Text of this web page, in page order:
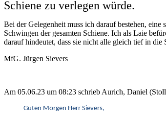
Schiene zu verlegen würde.
Bei der Gelegenheit muss ich darauf bestehen,
Schwingen der gesamten Schiene. Ich als Laie
darauf hindeutet, dass sie nicht alle gleich tief in
MfG. Jürgen Sievers
Am 05.06.23 um 08:23 schrieb Aurich, Daniel
Guten Morgen Herr Sievers,